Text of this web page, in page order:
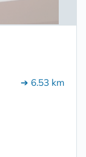
➔ 6.53 km